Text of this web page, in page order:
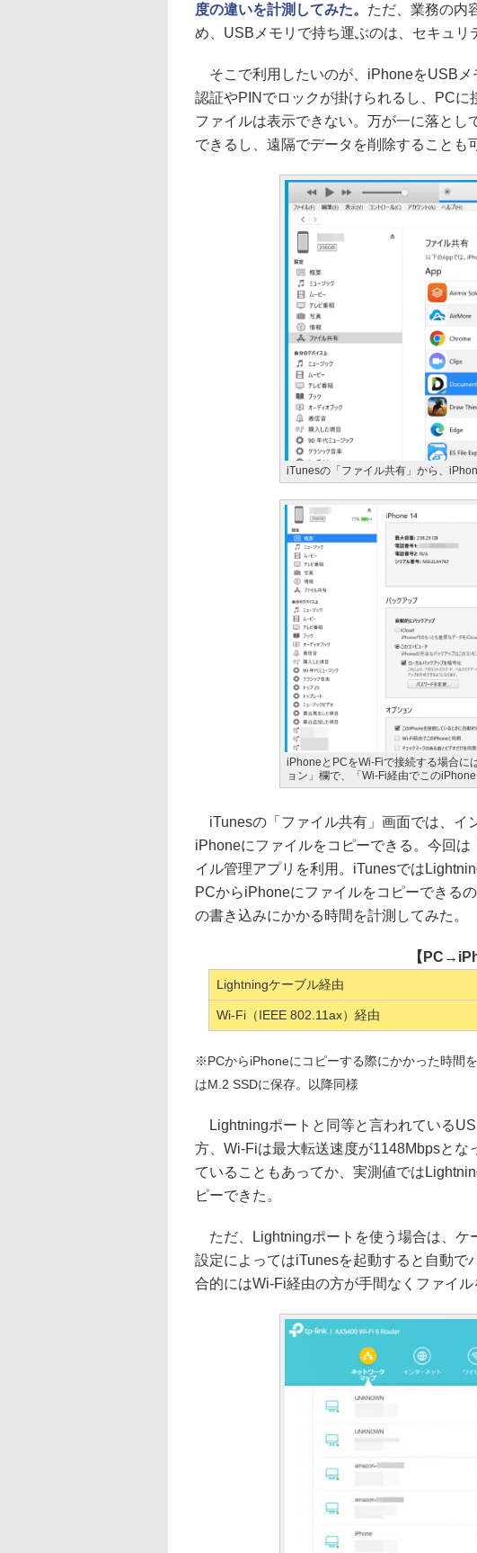
度の違いを計測してみた。 ただ、業務の内
め、USBメモリで持ち運ぶのは、セキュリ
そこで利用したいのが、iPhoneをUSB
認証やPINでロックが掛けられるし、PC
ファイルは表示できない。万が一に落と
できるし、遠隔でデータを削除することも
iTunesの「ファイル共有」から、
iPhoneとPCをWi-Fiで接続する場合に
ョン」欄で、「Wi-Fi経由でこの
iTunesの「ファイル共有」画面では、イ
iPhoneにファイルをコピーできる。今回
イル管理アプリを利用。iTunesでは
PCからiPhoneにファイルをコピーできる
の書き込みにかかる時間を計測してみた。
【
Lightningケーブル経由
Wi-Fi（IEEE 802.11ax）経由
※PCからiPhoneにコピーする際にかかった時間
はM.2 SSDに保存。以降同様
Lightningポートと同等と言われている
方、Wi-Fiは最大転送速度が1148Mbpsとな
ていることもあってか、実測値では
ピーできた。
ただ、Lightningポートを使う場合は、ケ
設定によってはiTunesを起動すると自動で
合的にはWi-Fi経由の方が手間なくファイル